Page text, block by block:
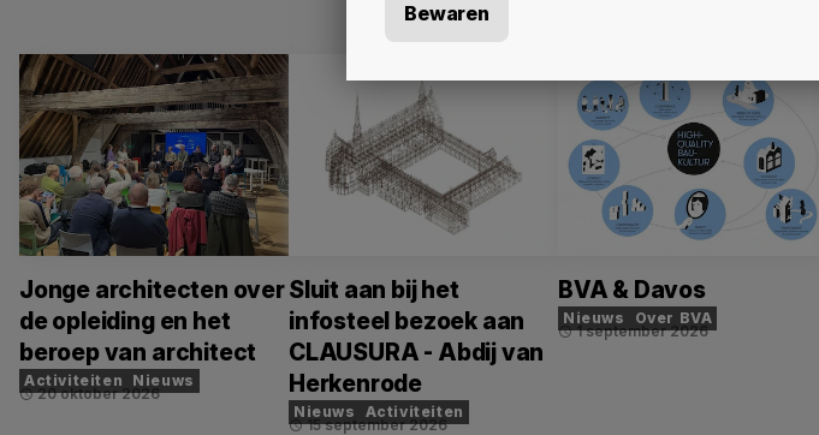
Bewaren
Jonge architecten over
de opleiding en het
beroep van architect
Activiteiten Nieuws
schedule20 oktober 2026
Sluit aan bij het
infosteel bezoek aan
CLAUSURA - Abdij van
Herkenrode
Nieuws Activiteiten
schedule15 september 2026
BVA & Davos
Nieuws Over BVA
schedule1 september 2026